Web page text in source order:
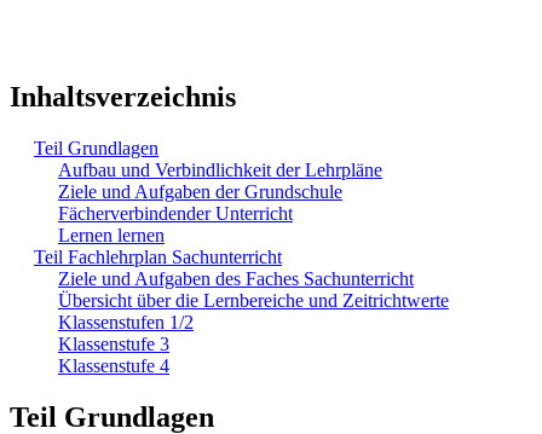
Inhaltsverzeichnis
Teil Grundlagen
Aufbau und Verbindlichkeit der Lehrpläne
Ziele und Aufgaben der Grundschule
Fächerverbindender Unterricht
Lernen lernen
Teil Fachlehrplan Sachunterricht
Ziele und Aufgaben des Faches Sachunterricht
Übersicht über die Lernbereiche und Zeitrichtwerte
Klassenstufen 1/2
Klassenstufe 3
Klassenstufe 4
Teil Grundlagen